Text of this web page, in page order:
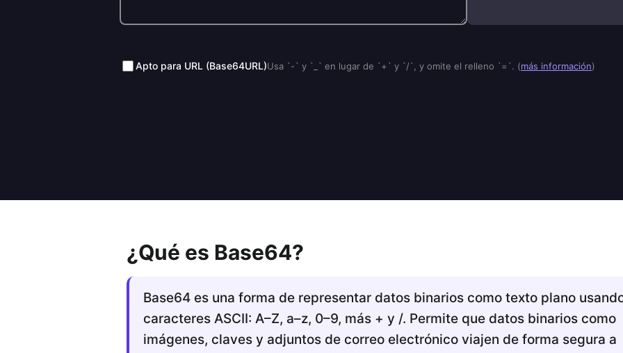
Apto para URL (Base64URL)Usa `-` y `_` en lugar de `+` y `/`, y omite el relleno `=`. (más información)
¿Qué es Base64?
Base64 es una forma de representar datos binarios como texto plano
caracteres ASCII: A–Z, a–z, 0–9, más + y /. Permite que datos binarios como
imágenes, claves y adjuntos de correo electrónico viajen de forma segura a